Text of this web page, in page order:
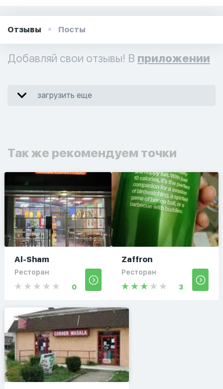
Отзывы Посты
Добавляй свои отзывы! В приложении
загрузить еще
Так же рекомендуем точки
Al-Sham
Ресторан
0
Zaffron
Ресторан
3